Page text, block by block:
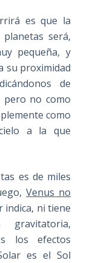
es que la
será,
pequeña, y
su proximidad
de
pero no como
como
a la que
es de miles
Venus no
ni tiene
los efectos
es el Sol